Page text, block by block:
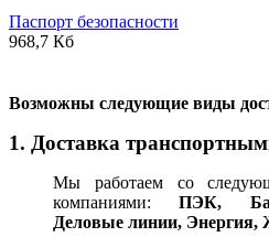
Паспорт безопасности
968,7 Кб
Возможны следующие виды
1. Доставка
Мы работаем со
компаниями:ПЭК,
Деловые линии, Энергия,